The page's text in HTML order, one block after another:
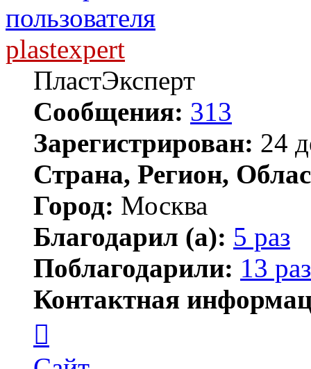
plastexpert
ПластЭксперт
Сообщения: 313
Зарегистрирован: 24
Страна, Регион,
Город: Москва
Благодарил (а): 5 раз
Поблагодарили: 13 раз
Контактная
пользователя
plastexpert